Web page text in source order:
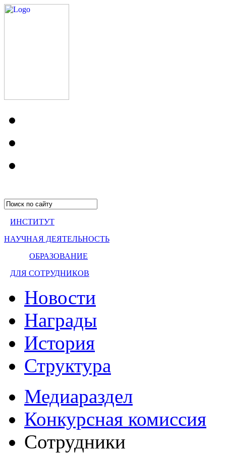
ИНСТИТУТ
НАУЧНАЯ ДЕЯТЕЛЬНОСТЬ
ОБРАЗОВАНИЕ
ДЛЯ СОТРУДНИКОВ
Новости
Награды
История
Структура
Медиараздел
Конкурсная комиссия
Сотрудники